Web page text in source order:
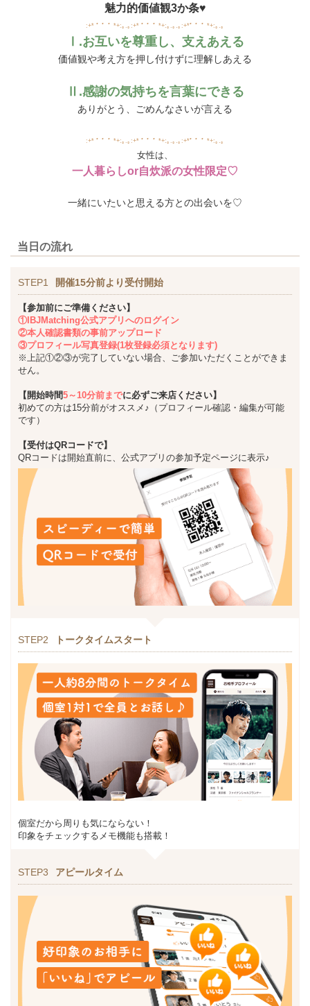
魅力的価値観3か条♥
:+* ﾟ ゜ﾟ *+:｡.｡:+* ﾟ ゜ﾟ *+:｡.｡.｡:+*ﾟ ゜ﾟ *+:｡.｡
Ⅰ.お互いを尊重し、支えあえる
価値観や考え方を押し付けずに理解しあえる
Ⅱ.感謝の気持ちを言葉にできる
ありがとう、ごめんなさいが言える
:+* ﾟ ゜ﾟ *+:｡.｡:+* ﾟ ゜ﾟ *+:｡.｡.｡:+*ﾟ ゜ﾟ *+:｡.｡
女性は、
一人暮らしor自炊派の女性限定♡
一緒にいたいと思える方との出会いを♡
当日の流れ
STEP1 開催15分前より受付開始
【参加前にご準備ください】
①IBJMatching公式アプリへのログイン
②本人確認書類の事前アップロード
③プロフィール写真登録(1枚登録必須となります)
※上記①②③が完了していない場合、ご参加いただくことができま
せん。
【開始時間5～10分前までに必ずご来店ください】
初めての方は15分前がオススメ♪（プロフィール確認・編集が可能
です）
【受付はQRコードで】
QRコードは開始直前に、公式アプリの参加予定ページに表示♪
STEP2 トークタイムスタート
個室だから周りも気にならない！
印象をチェックするメモ機能も搭載！
STEP3 アピールタイム